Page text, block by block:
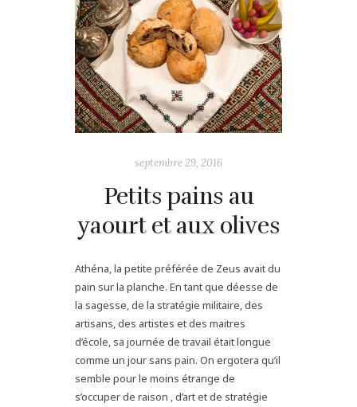
septembre 29, 2016
Petits pains au
yaourt et aux olives
Athéna, la petite préférée de Zeus avait du
pain sur la planche. En tant que déesse de
la sagesse, de la stratégie militaire, des
artisans, des artistes et des maitres
d’école, sa journée de travail était longue
comme un jour sans pain. On ergotera qu’il
semble pour le moins étrange de
s’occuper de raison , d’art et de stratégie